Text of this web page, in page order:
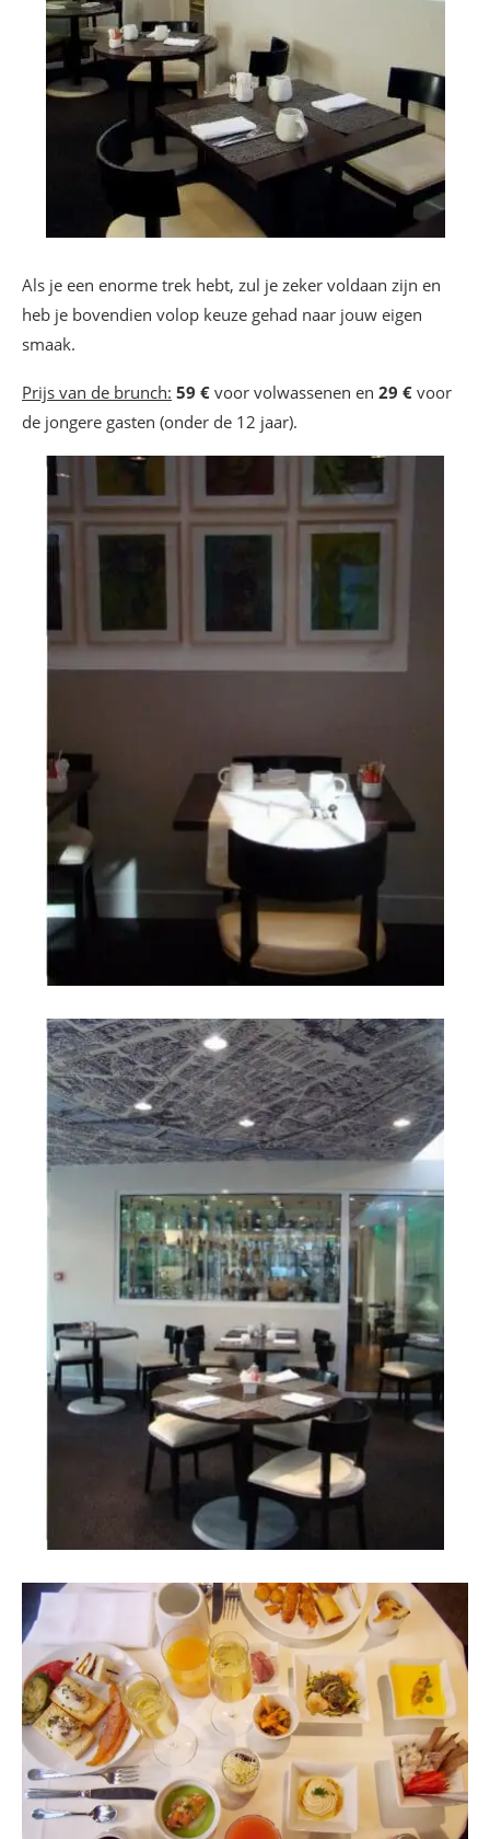
Als je een enorme trek hebt, zul je zeker voldaan zijn en
heb je bovendien volop keuze gehad naar jouw eigen
smaak.
Prijs van de brunch: 59 € voor volwassenen en 29 € voor
de jongere gasten (onder de 12 jaar).